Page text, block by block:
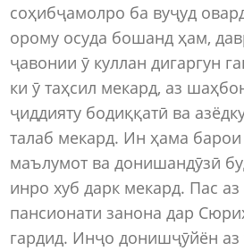
соҳибҷамолро ба вуҷуд
орому осуда бошанд ҳам,
ҷавонии ӯ куллан дигаргун
ки ӯ таҳсил мекард, аз
ҷиддияту бодиққатӣ ва
талаб мекард. Ин ҳама
маълумот ва донишандӯзӣ
инро хуб дарк мекард. Пас
пансионати занона дар
гардид. Инҷо донишҷӯйён